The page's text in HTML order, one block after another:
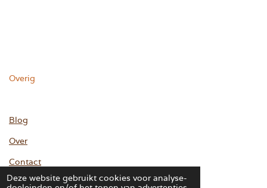
Deze website gebruikt cookies voor analyse-
Overig
Blog
Over
Contact